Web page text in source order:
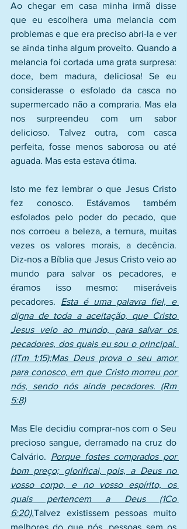
Ao chegar em casa minha irmã disse
que eu escolhera uma melancia com
problemas e que era preciso abri-la e ver
se ainda tinha algum proveito. Quando a
melancia foi cortada uma grata surpresa:
doce, bem madura, deliciosa! Se eu
considerasse o esfolado da casca no
supermercado não a compraria. Mas ela
nos surpreendeu com um sabor
delicioso. Talvez outra, com casca
perfeita, fosse menos saborosa ou até
aguada. Mas esta estava ótima.
Isto me fez lembrar o que Jesus Cristo
fez conosco. Estávamos também
esfolados pelo poder do pecado, que
nos corroeu a beleza, a ternura, muitas
vezes os valores morais, a decência.
Diz-nos a Bíblia que Jesus Cristo veio ao
mundo para salvar os pecadores, e
éramos isso mesmo: miseráveis
pecadores. Esta é uma palavra fiel, e
digna de toda a aceitação, que Cristo
Jesus veio ao mundo, para salvar os
pecadores, dos quais eu sou o principal.
(1Tm 1:15);Mas Deus prova o seu amor
para conosco, em que Cristo morreu por
nós, sendo nós ainda pecadores. (Rm
5:8)
Mas Ele decidiu comprar-nos com o Seu
precioso sangue, derramado na cruz do
Calvário. Porque fostes comprados por
bom preço; glorificai, pois, a Deus no
vosso corpo, e no vosso espírito, os
quais pertencem a Deus (1Co
6:20).Talvez existissem pessoas muito
melhores do que nós, pessoas sem os